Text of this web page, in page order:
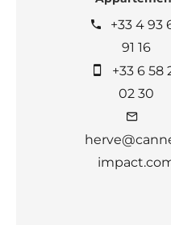
+33 4 93
91 16
+33 6 58
02 30